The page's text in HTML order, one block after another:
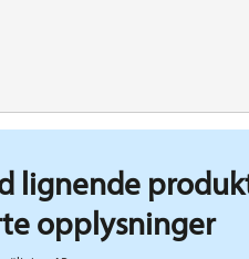
lignende
opplysninger